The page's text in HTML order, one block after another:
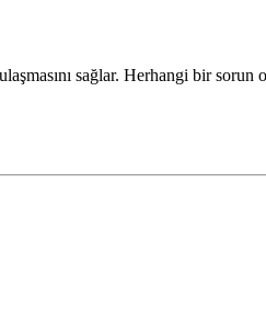
sağlar. Herhangi bir